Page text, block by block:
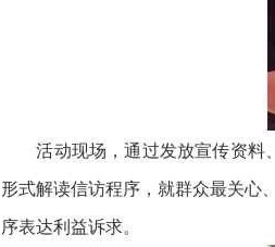
活动现场，通过发放宣传资料、
形式解读信访程序，就群众最关心
序表达利益诉求。